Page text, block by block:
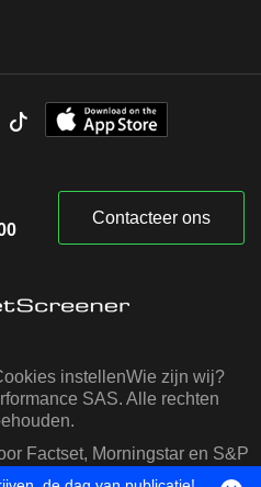
Contacteer ons
instellenWie zijn wij?
SAS. Alle rechten
Factset, Morningstar en S&P
IQ